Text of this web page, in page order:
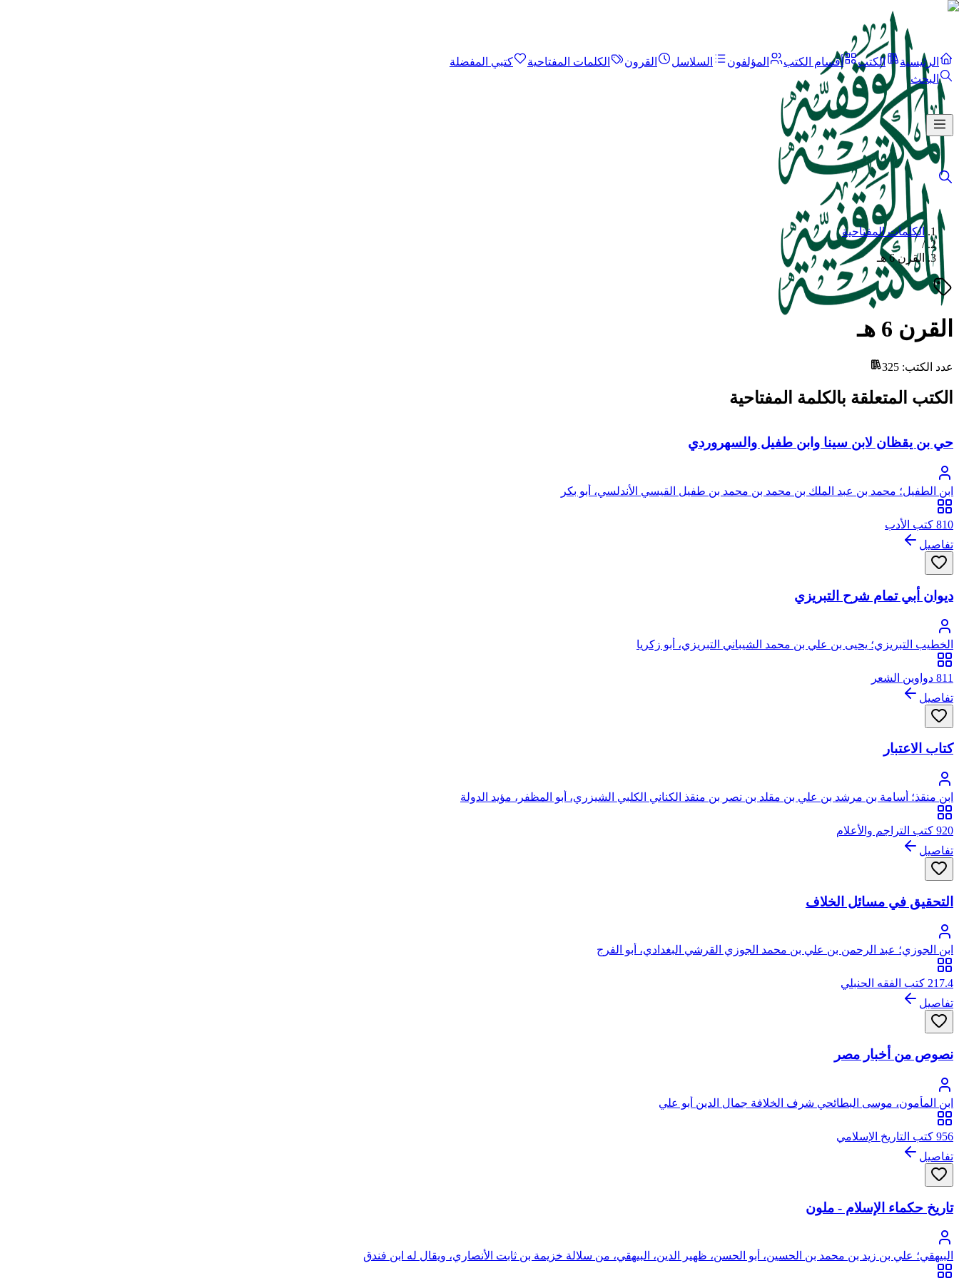
الرئيسية الكتب أقسام الكتب المؤلفون السلاسل القرون الكلمات المفتاحية
كتبي المفضلة
البحث
الكلمات المفتاحية
/
القرن 6 هـ
القرن 6 هـ
عدد الكتب:
325
الكتب المتعلقة بالكلمة المفتاحية
حي بن يقظان لابن سينا وابن طفيل والسهروردي
ابن الطفيل؛ محمد بن عبد الملك بن محمد بن محمد بن طفيل القيسي الأندلسي، أبو بكر
810 كتب الأدب
تفاصيل
ديوان أبي تمام شرح التبريزي
الخطيب التبريزي؛ يحيى بن علي بن محمد الشيباني التبريزي، أبو زكريا
811 دواوين الشعر
تفاصيل
كتاب الاعتبار
ابن منقذ؛ أسامة بن مرشد بن علي بن مقلد بن نصر بن منقذ الكناني الكلبي الشيزري، أبو المظفر، مؤيد الدولة
920 كتب التراجم والأعلام
تفاصيل
التحقيق في مسائل الخلاف
ابن الجوزي؛ عبد الرحمن بن علي بن محمد الجوزي القرشي البغدادي، أبو الفرج
217.4 كتب الفقه الحنبلي
تفاصيل
نصوص من أخبار مصر
ابن المأمون، موسى البطائحي شرف الخلافة جمال الدين أبو علي
956 كتب التاريخ الإسلامي
تفاصيل
تاريخ حكماء الإسلام - ملون
البيهقي؛ علي بن زيد بن محمد بن الحسين، أبو الحسن، ظهير الدين، البيهقي، من سلالة خزيمة بن ثابت الأنصاري، ويقال له ابن فندق